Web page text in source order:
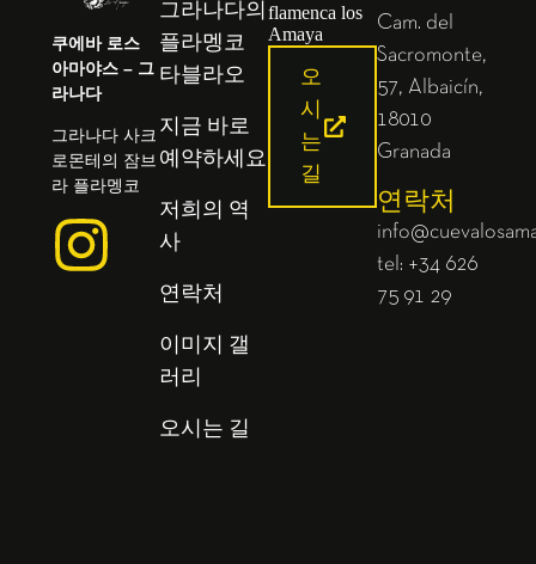
쿠에바 로스
아마야스 – 그
라나다
그라나다 사크
로몬테의 잠브
라 플라멩코
그라나다의
플라멩코
타블라오
지금 바로
예약하세요
저희의 역
사
연락처
이미지 갤
러리
오시는 길
오
시
는
길
Cam. del
Sacromonte,
57, Albaicín,
18010
Granada
연락처
tel: +34 626
75 91 29